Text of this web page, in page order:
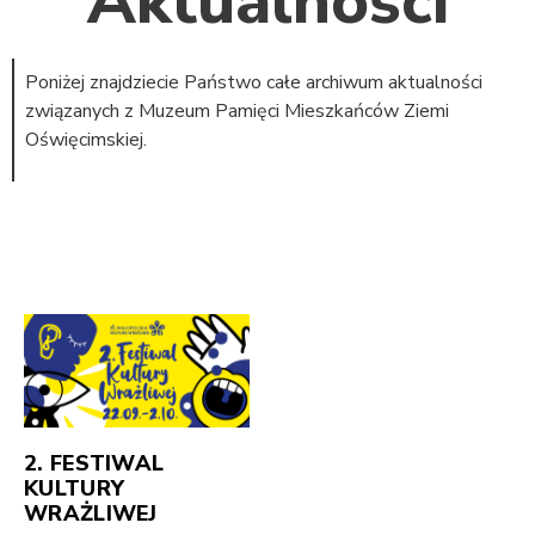
Poniżej znajdziecie Państwo całe archiwum aktualności
związanych z Muzeum Pamięci Mieszkańców Ziemi
Oświęcimskiej.
2. FESTIWAL
KULTURY
WRAŻLIWEJ